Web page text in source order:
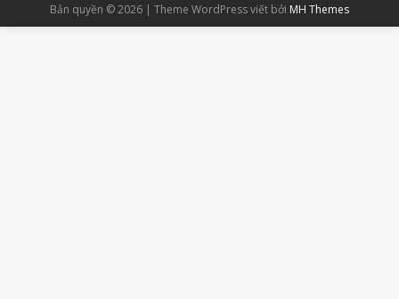
Bản quyền © 2026 | Theme WordPress viết bởi MH Themes